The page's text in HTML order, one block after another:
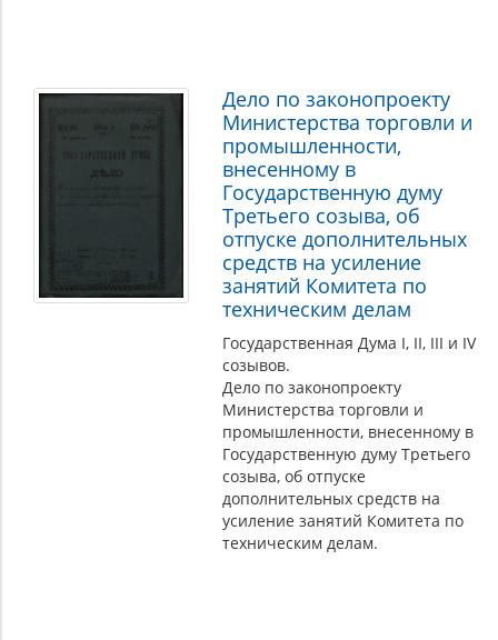
Дело по законопроекту
Министерства торговли и
промышленности,
внесенному в
Государственную думу
Третьего созыва, об
отпуске дополнительных
средств на усиление
занятий Комитета по
техническим делам
Государственная Дума I, II, III и IV
созывов.
Дело по законопроекту
Министерства торговли и
промышленности, внесенному в
Государственную думу Третьего
созыва, об отпуске
дополнительных средств на
усиление занятий Комитета по
техническим делам.